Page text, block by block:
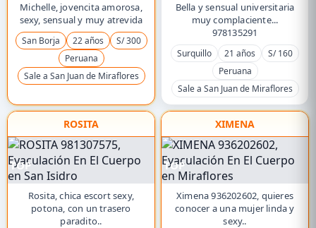
Michelle, jovencita amorosa,
sexy, sensual y muy atrevida
San Borja 22 años
S/ 300
Peruana
Sale a San Juan de Miraflores
Bella y sensual universitaria
muy complaciente...
978135291
Surquillo 21 años
S/ 160
Peruana
Sale a San Juan de Miraflores
ROSITA
TOP
Rosita, chica escort sexy,
potona, con un trasero
paradito..
XIMENA
TOP
Ximena 936202602, quieres
conocer a una mujer linda y
sexy..